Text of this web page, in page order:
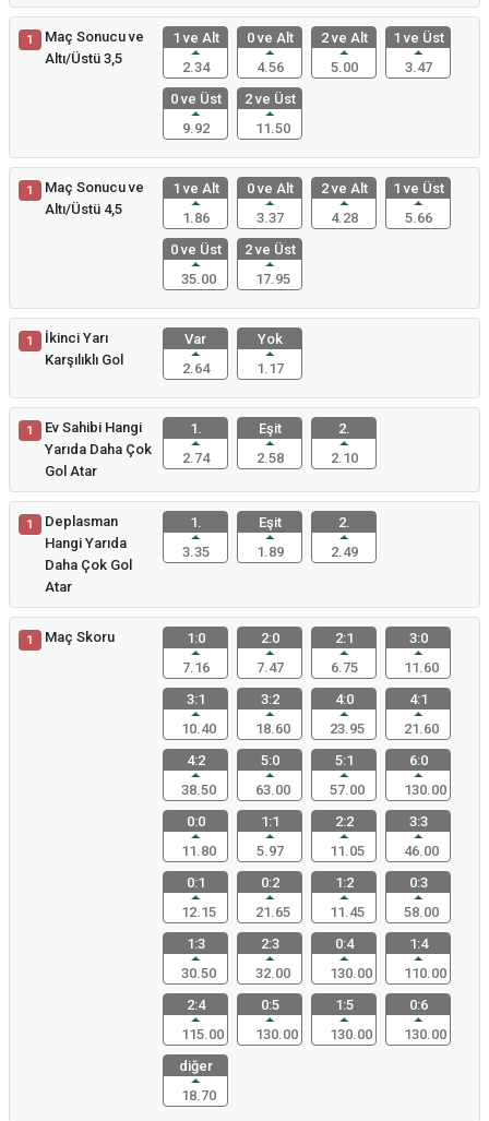
1
Maç Sonucu ve
Altı/Üstü 3,5
1 ve Alt
2.34
0 ve Alt
4.56
2 ve Alt
5.00
1 ve Üst
3.47
0 ve Üst
9.92
2 ve Üst
11.50
1
Maç Sonucu ve
Altı/Üstü 4,5
1 ve Alt
1.86
0 ve Alt
3.37
2 ve Alt
4.28
1 ve Üst
5.66
0 ve Üst
35.00
2 ve Üst
17.95
1
İkinci Yarı
Karşılıklı Gol
Var
2.64
Yok
1.17
1
Ev Sahibi Hangi
Yarıda Daha Çok
Gol Atar
1.
2.74
Eşit
2.58
2.
2.10
1
Deplasman
Hangi Yarıda
Daha Çok Gol
Atar
1.
3.35
Eşit
1.89
2.
2.49
1 Maç Skoru
1:0
7.16
2:0
7.47
2:1
6.75
3:0
11.60
3:1
10.40
3:2
18.60
4:0
23.95
4:1
21.60
4:2
38.50
5:0
63.00
5:1
57.00
6:0
130.00
0:0
11.80
1:1
5.97
2:2
11.05
3:3
46.00
0:1
12.15
0:2
21.65
1:2
11.45
0:3
58.00
1:3
30.50
2:3
32.00
0:4
130.00
1:4
110.00
2:4
115.00
0:5
130.00
1:5
130.00
0:6
130.00
diğer
18.70